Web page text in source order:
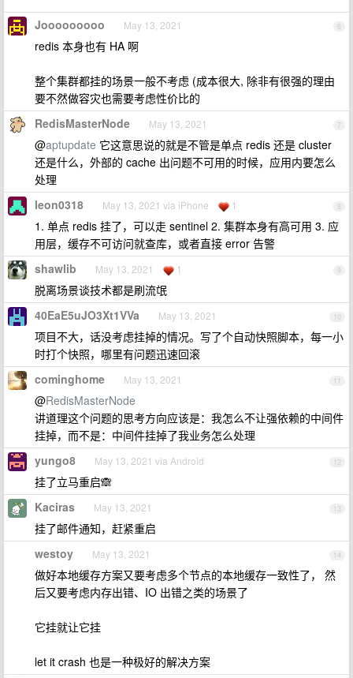
6
Jooooooooo May 13, 2021
redis 本身也有 HA 啊
整个集群都挂的场景一般不考虑 (成本很大, 除非有很强的理由
要不然做容灾也需要考虑性价比的
7
RedisMasterNode May 13, 2021
@aptupdate 它这意思说的就是不管是单点 redis 还是 cluster
还是什么，外部的 cache 出问题不可用的时候，应用内要怎么
处理
8
leon0318 May 13, 2021 via iPhone 1
1. 单点 redis 挂了，可以走 sentinel 2. 集群本身有高可用 3. 应
用层，缓存不可访问就查库，或者直接 error 告警
9
shawlib May 13, 2021 1
脱离场景谈技术都是刷流氓
10
40EaE5uJO3Xt1VVa May 13, 2021
项目不大，话没考虑挂掉的情况。写了个自动快照脚本，每一小
时打个快照，哪里有问题迅速回滚
11
cominghome May 13, 2021
@RedisMasterNode
讲道理这个问题的思考方向应该是：我怎么不让强依赖的中间件
挂掉，而不是：中间件挂掉了我业务怎么处理
12
yungo8 May 13, 2021 via Android
挂了立马重启🙈
13
Kaciras May 13, 2021
挂了邮件通知，赶紧重启
14
westoy May 13, 2021
做好本地缓存方案又要考虑多个节点的本地缓存一致性了， 然
后又要考虑内存出错、IO 出错之类的场景了
它挂就让它挂
let it crash 也是一种极好的解决方案